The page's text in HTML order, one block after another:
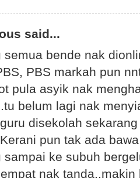
said...
semua bende nak
PBS markah pun
pula asyik nak
belum lagi nak
disekolah
pun tak ada
sampai ke subuh
nak